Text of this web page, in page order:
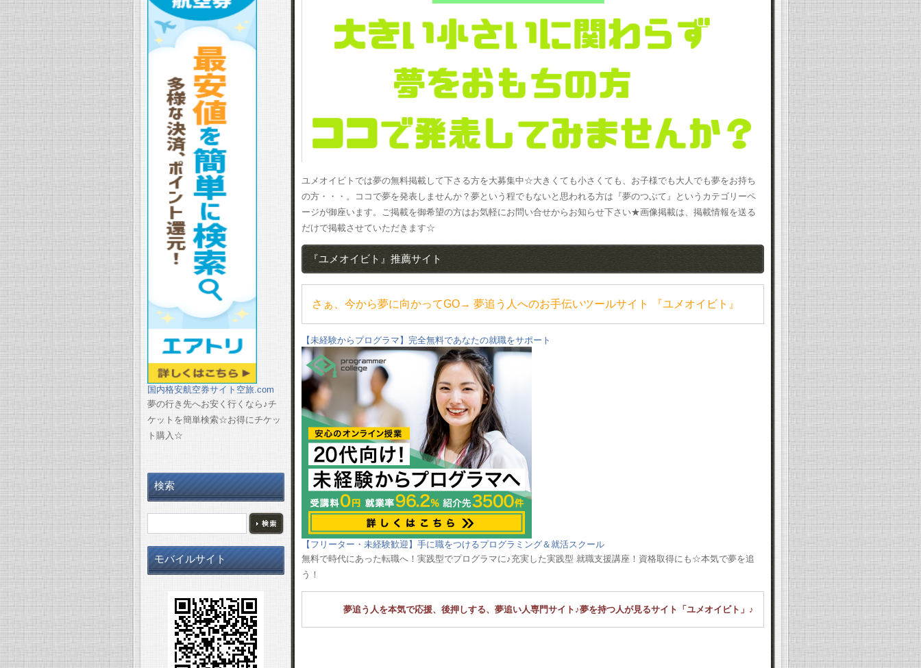
ユメオイビトでは夢の無料掲載して下さる方を大募集中☆大きくても小さくても、お子様でも大人でも夢をお持ち
の方・・・。ココで夢を発表しませんか？夢という程でもないと思われる方は『夢のつぶて』というカテゴリーペ
ージが御座います。ご掲載を御希望の方はお気軽にお問い合せからお知らせ下さい★画像掲載は、掲載情報を送る
だけで掲載させていただきます☆
『ユメオイビト』推薦サイト
さぁ、今から夢に向かってGO→ 夢追う人へのお手伝いツールサイト 『ユメオイビト』
【未経験からプログラマ】完全無料であなたの就職をサポート
【フリーター・未経験歓迎】手に職をつけるプログラミング＆就活スクール
無料で時代にあった転職へ！実践型でプログラマに♪充実した実践型 就職支援講座！資格取得にも☆本気で夢を追
う！
夢追う人を本気で応援、後押しする、夢追い人専門サイト♪夢を持つ人が見るサイト「ユメオイビト」♪
国内格安航空券サイト空旅.com
夢の行き先へお安く行くなら♪チ
ケットを簡単検索☆お得にチケッ
ト購入☆
検索
モバイルサイト